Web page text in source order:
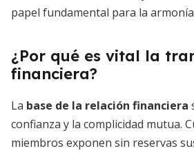
papel fundamental para la
¿Por qué es vital la
financiera?
La base de la relación financiera
confianza y la complicidad mutua.
miembros exponen sin reservas